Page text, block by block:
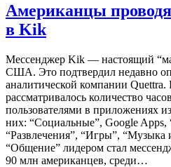
Американцы
в Kik
Мессенджер Kik — настоящий
США. Это подтвердил недавно
аналитической компании Quettra.
рассматривалось количество
пользователями в приложениях
них: “Социальные”, Google
“Развлечения”, “Игры”, “Музыка
“Общение” лидером стал
90 млн американцев, среди…